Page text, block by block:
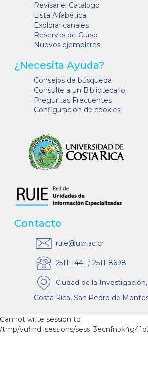
Revisar el Catálogo
Lista Alfabética
Explorar canales
Reservas de Curso
Nuevos ejemplares
¿Necesita Ayuda?
Consejos de búsqueda
Consulte a un Bibliotecario
Preguntas Frecuentes
Configuración de cookies
Contacto
ruie@ucr.ac.cr
2511-1441 / 2511-8698
Ciudad de la
Costa Rica, San Pedro de
Cannot write session to
/tmp/vufind_sessions/